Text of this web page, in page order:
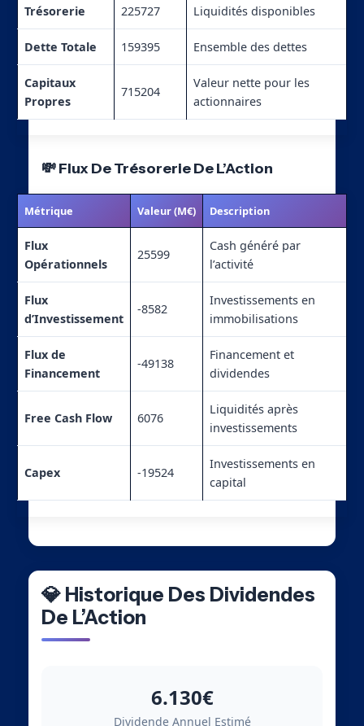
Trésorerie 225727 Liquidités disponibles
Dette Totale 159395 Ensemble des dettes
Capitaux
Propres
715204
Valeur nette pour les
actionnaires
💸 Flux De Trésorerie De L’Action
Métrique Valeur (M€) Description
Flux
Opérationnels
25599
Cash généré par
l’activité
Flux
d’Investissement
-8582
Investissements en
immobilisations
Flux de
Financement
-49138
Financement et
dividendes
Free Cash Flow 6076
Liquidités après
investissements
Capex -19524
Investissements en
capital
💎 Historique Des Dividendes
De L’Action
6.130€
Dividende Annuel Estimé